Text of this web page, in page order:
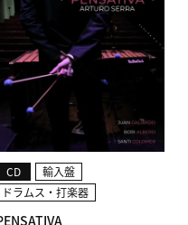
CD
輸入盤
ドラムス・打楽器